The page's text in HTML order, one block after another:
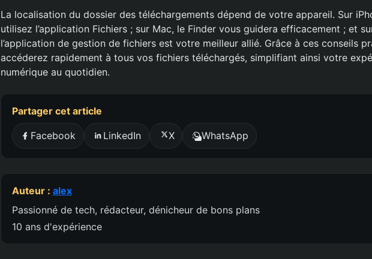
La localisation du dossier des téléchargements dépend de votre appareil. Sur
utilisez l’application Fichiers ; sur Mac, le Finder vous guidera efficacement ; et
l’application de gestion de fichiers est votre meilleur allié. Grâce à ces conseils
accéderez rapidement à tous vos fichiers téléchargés, simplifiant ainsi votre
numérique au quotidien.
Partager cet article
Facebook LinkedIn X WhatsApp
Auteur : alex
Passionné de tech, rédacteur, dénicheur de bons plans
10 ans d'expérience